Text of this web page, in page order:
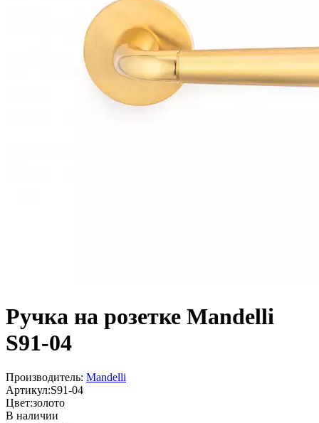
Ручка на розетке Mandelli
S91-04
Производитель: Mandelli
Артикул:S91-04
Цвет:золото
В наличии